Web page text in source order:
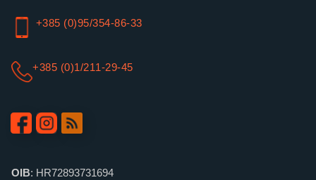
+385 (0)95/354-86-33
+385 (0)1/211-29-45
OIB: HR72893731694